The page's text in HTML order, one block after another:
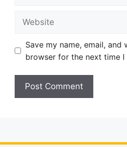
Save my name, email, and
browser for the next time I